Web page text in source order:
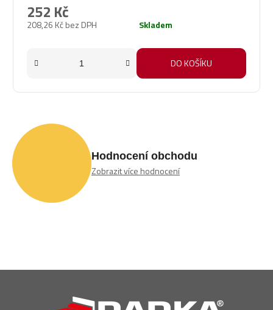
208,26 Kč bez DPH
252 Kč
Skladem
DO KOŠÍKU
Hodnocení obchodu
Zobrazit více hodnocení